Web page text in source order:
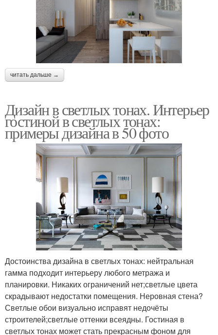
читать дальше →
Дизайн в светлых тонах. Интерьер
гостиной в светлых тонах:
примеры дизайна в 50 фото
Достоинства дизайна в светлых тонах: нейтральная
гамма подходит интерьеру любого метража и
планировки. Никаких ограничений нет;светлые цвета
скрадывают недостатки помещения. Неровная стена?
Светлые обои визуально исправят недочёты
строителей;светлые оттенки всеядны. Гостиная в
светлых тонах может стать прекрасным фоном для